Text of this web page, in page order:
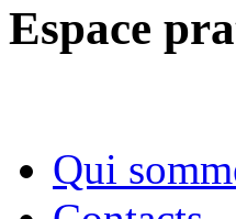
Espace
Qui